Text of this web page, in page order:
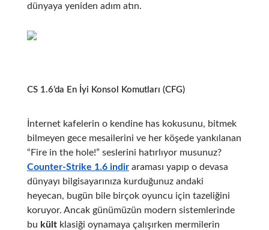
dünyaya yeniden adım atın.
CS 1.6’da En İyi Konsol Komutları (CFG)
İnternet kafelerin o kendine has kokusunu, bitmek
bilmeyen gece mesailerini ve her köşede yankılanan
“Fire in the hole!” seslerini hatırlıyor musunuz?
Counter-Strike 1.6 indiraraması yapıp o devasa
dünyayı bilgisayarınıza kurduğunuz andaki
heyecan, bugün bile birçok oyuncu için tazeliğini
koruyor. Ancak günümüzün modern sistemlerinde
bu kültklasiği oynamaya çalışırken mermilerin